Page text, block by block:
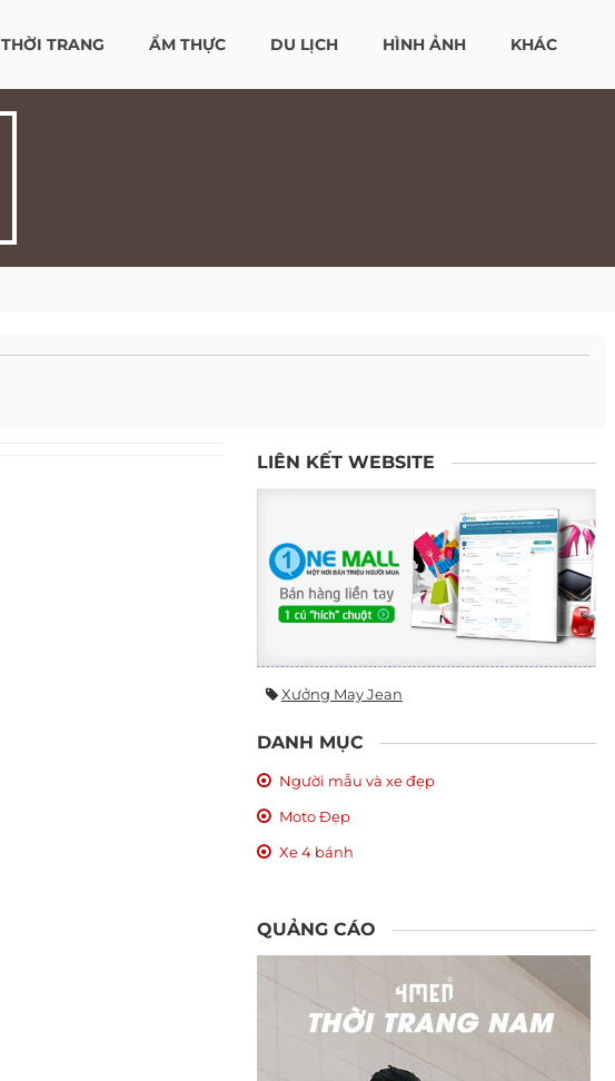
THỜI TRANG ẨM THỰC DU LỊCH HÌNH ẢNH KHÁC
LIÊN KẾT WEBSITE
Xưởng May Jean
DANH MỤC
Người mẫu và xe đẹp
Moto Đẹp
Xe 4 bánh
QUẢNG CÁO